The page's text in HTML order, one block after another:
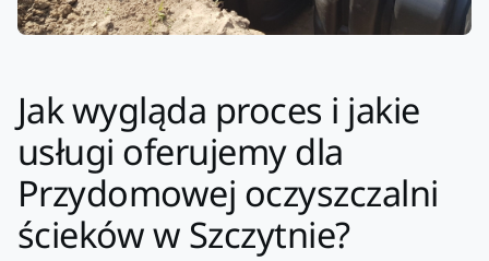
Jak wygląda proces i jakie
usługi oferujemy dla
Przydomowej oczyszczalni
ścieków w Szczytnie?